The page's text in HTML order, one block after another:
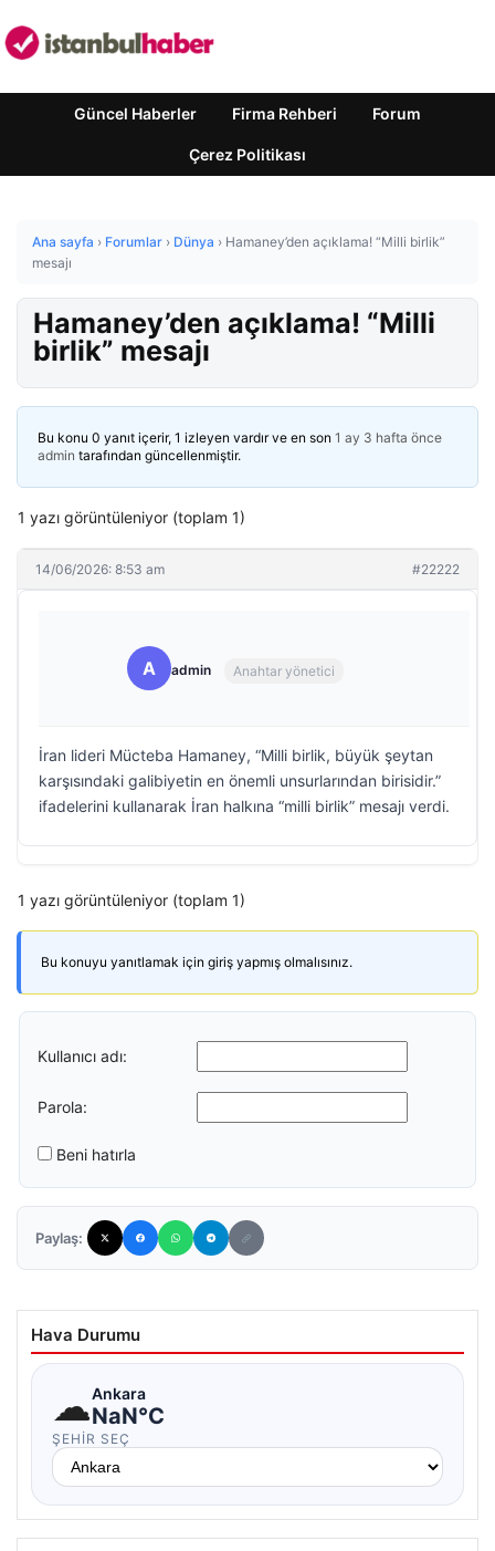
Güncel Haberler Firma Rehberi Forum
Çerez Politikası
Ana sayfa › Forumlar › Dünya › Hamaney’den açıklama! “Milli birlik”
mesajı
Hamaney’den açıklama! “Milli
birlik” mesajı
Bu konu 0 yanıt içerir, 1 izleyen vardır ve en son 1 ay 3 hafta önce
admin tarafından güncellenmiştir.
1 yazı görüntüleniyor (toplam 1)
14/06/2026: 8:53 am #22222
A admin Anahtar yönetici
İran lideri Mücteba Hamaney, “Milli birlik, büyük şeytan
karşısındaki galibiyetin en önemli unsurlarından birisidir.”
ifadelerini kullanarak İran halkına “milli birlik” mesajı verdi.
1 yazı görüntüleniyor (toplam 1)
Bu konuyu yanıtlamak için giriş yapmış olmalısınız.
Kullanıcı adı:
Parola:
Beni hatırla
Paylaş:
Hava Durumu
☁Ankara
NaN°C
ŞEHIR SEÇ